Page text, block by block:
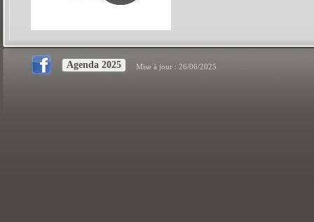
Agenda 2025 Mise à jour : 26/06/2025